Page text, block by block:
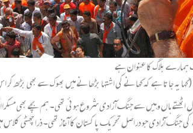
ہمارے بلاگ کا عنوان ہے
یہ جا تا ہے کہ کھانے کی اشتہا بڑھانے میں بھوک سے بھی بڑھ
ہاں وہیں سے جنگ آ زادی شروع ہوئی تھی۔ ہم بچے بھی